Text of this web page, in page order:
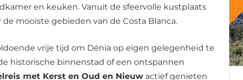
en keuken. Vanuit de sfeervolle kustplaats
mooiste gebieden van de Costa Blanca.
vrije tijd om Dénia op eigen gelegenheid te
historische binnenstad of een ontspannen
met Kerst en Oud en Nieuw actief genieten